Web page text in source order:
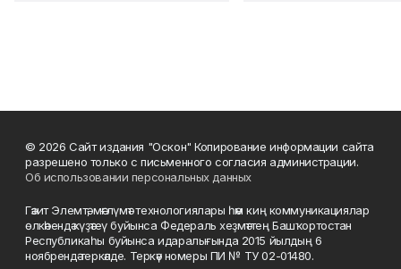
© 2026 Сайт издания "Оскон" Копирование информации сайта
разрешено только с письменного согласия администрации.
Об использовании персональных данных
Гәзит Элемтә, мәғлүмәт технологиялары һәм киң коммуникациялар
өлкәһендә күҙәтеү буйынса Федераль хеҙмәттең Башҡортостан
Республикаһы буйынса идаралығында 2015 йылдың 6
ноябрендә теркәлде. Теркәү номеры ПИ № ТУ 02-01480.